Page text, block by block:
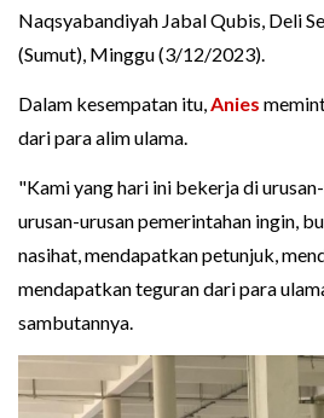
Naqsyabandiyah Jabal Qubis, Deli
(Sumut), Minggu (3/12/2023).
Dalam kesempatan itu,Anies
dari para alim ulama.
"Kami yang hari ini bekerja di
urusan-urusan pemerintahan ingin,
nasihat, mendapatkan petunjuk,
mendapatkan teguran dari para
sambutannya.